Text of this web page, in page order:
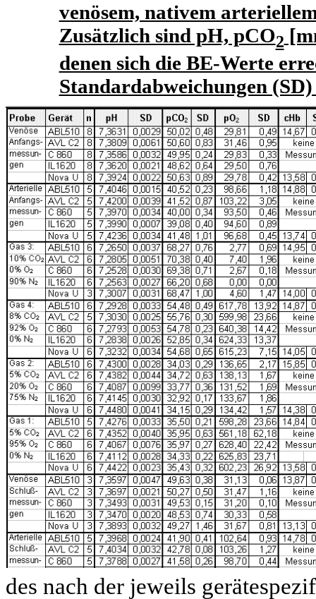
venösem, nativem
Zusätzlich sind pH, pCO2
denen sich die BE-Werte
Standardabweichungen (SD)
des nach der jeweils